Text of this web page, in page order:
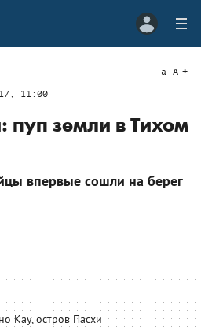
11:00
a A
пуп земли в Тихом
впервые сошли на берег
Кау, остров Пасхи